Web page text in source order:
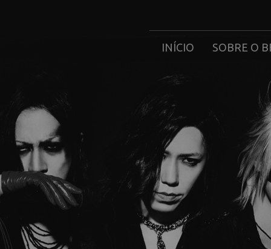
INÍCIO SOBRE O